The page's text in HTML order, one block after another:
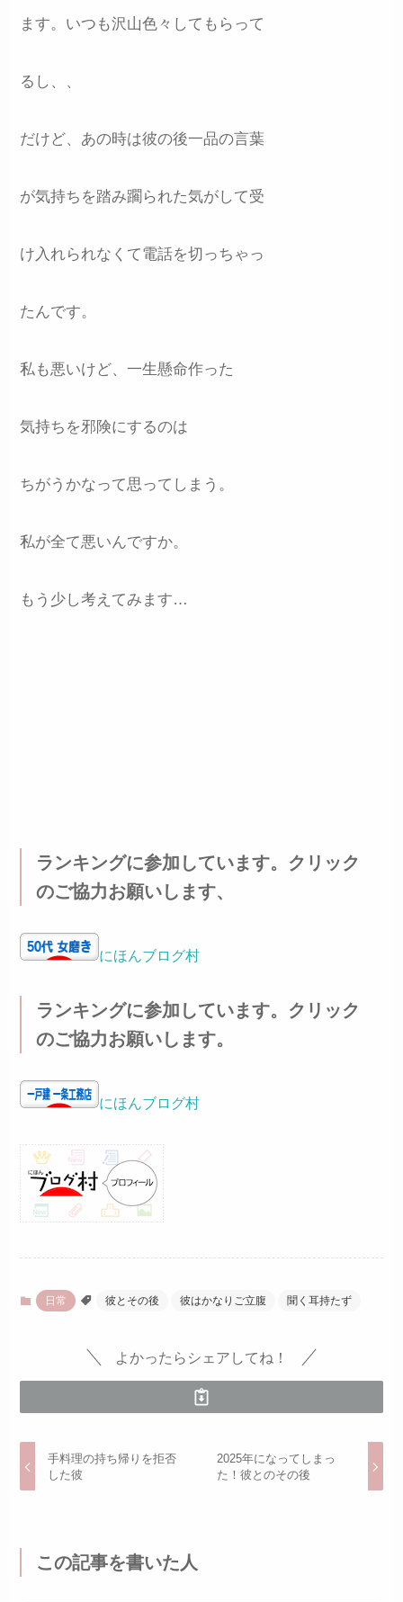
ます。いつも沢山色々してもらって
るし、、
だけど、あの時は彼の後一品の言葉
が気持ちを踏み躙られた気がして受
け入れられなくて電話を切っちゃっ
たんです。
私も悪いけど、一生懸命作った
気持ちを邪険にするのは
ちがうかなって思ってしまう。
私が全て悪いんですか。
もう少し考えてみます…
ランキングに参加しています。クリック
のご協力お願いします、
にほんブログ村
ランキングに参加しています。クリック
のご協力お願いします。
にほんブログ村
日常 彼とその後 彼はかなりご立腹 聞く耳持たず
よかったらシェアしてね！
手料理の持ち帰りを拒否
した彼
2025年になってしまっ
た！彼とのその後
この記事を書いた人